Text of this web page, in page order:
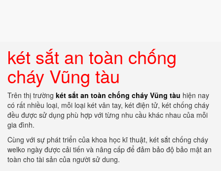
két sắt an toàn chống
cháy Vũng tàu
Trên thị trường két sắt an toàn chống cháy Vũng tàu hiện nay
có rất nhiều loại, mỗi loại két vân tay, két điện tử, két chống cháy
đều được sử dụng phù hợp với từng nhu cầu khác nhau của mỗi
gia đình.
Cùng với sự phát triển của khoa học kĩ thuật, két sắt chống cháy
welko ngày được cải tiến và nâng cấp để đảm bảo độ bảo mật an
toàn cho tài sản của người sử dung.